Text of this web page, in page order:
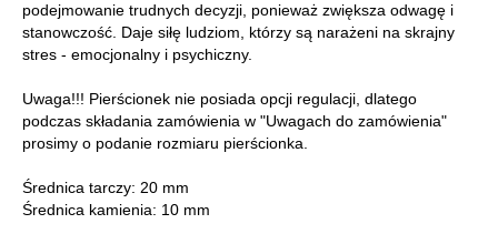
podejmowanie trudnych decyzji, ponieważ zwiększa odwagę i
stanowczość. Daje siłę ludziom, którzy są narażeni na skrajny
stres - emocjonalny i psychiczny.
Uwaga!!! Pierścionek nie posiada opcji regulacji, dlatego
podczas składania zamówienia w "Uwagach do zamówienia"
prosimy o podanie rozmiaru pierścionka.
Średnica tarczy: 20 mm
Średnica kamienia: 10 mm